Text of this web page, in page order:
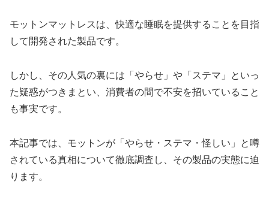
モットンマットレスは、快適な睡眠を提供することを目指
して開発された製品です。
しかし、その人気の裏には「やらせ」や「ステマ」といっ
た疑惑がつきまとい、消費者の間で不安を招いていること
も事実です。
本記事では、モットンが「やらせ・ステマ・怪しい」と噂
されている真相について徹底調査し、その製品の実態に迫
ります。